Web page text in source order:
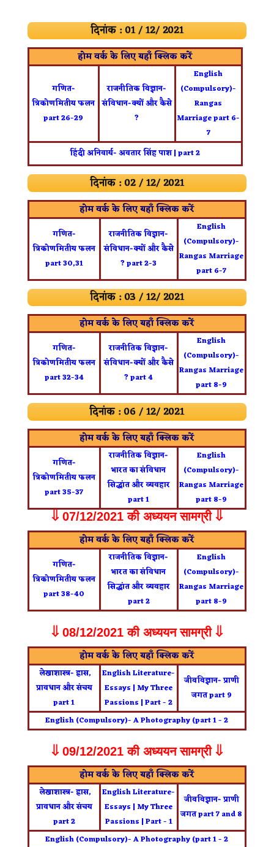
दिनांक : 01 / 12/ 2021
होम वर्क के लिए यहाँ क्लिक करें
गणित-
त्रिकोणमितीय फलन
part 26-29
राजनीतिक विज्ञान-
संविधान-क्यों और कैसे
?
English
(Compulsory)-
Rangas
Marriage part 6-
7
हिंदी अनिवार्य- अवतार सिंह पाश | part 2
दिनांक : 02 / 12/ 2021
होम वर्क के लिए यहाँ क्लिक करें
गणित-
त्रिकोणमितीय फलन
part 30,31
राजनीतिक विज्ञान-
संविधान-क्यों और कैसे
? part 2-3
English
(Compulsory)-
Rangas Marriage
part 6-7
दिनांक : 03 / 12/ 2021
होम वर्क के लिए यहाँ क्लिक करें
गणित-
त्रिकोणमितीय फलन
part 32-34
राजनीतिक विज्ञान-
संविधान-क्यों और कैसे
? part 4
English
(Compulsory)-
Rangas Marriage
part 8-9
दिनांक : 06 / 12/ 2021
होम वर्क के लिए यहाँ क्लिक करें
गणित-
त्रिकोणमितीय फलन
part 35-37
राजनीतिक विज्ञान-
भारत का संविधान
सिद्धांत और व्यवहार
part 1
English
(Compulsory)-
Rangas Marriage
part 8-9
⇓ 07/12/2021 की अध्ययन सामग्री ⇓
होम वर्क के लिए यहाँ क्लिक करें
गणित-
त्रिकोणमितीय फलन
part 38-40
राजनीतिक विज्ञान-
भारत का संविधान
सिद्धांत और व्यवहार
part 2
English
(Compulsory)-
Rangas Marriage
part 8-9
⇓ 08/12/2021 की अध्ययन सामग्री ⇓
होम वर्क के लिए यहाँ क्लिक करें
लेखाशास्त्र- ह्रास,
प्रावधान और संचय
part 1
English Literature-
Essays | My Three
Passions | Part - 2
जीवविज्ञान- प्राणी
जगत part 9
English (Compulsory)- A Photography (part 1 - 2
⇓ 09/12/2021 की अध्ययन सामग्री ⇓
होम वर्क के लिए यहाँ क्लिक करें
लेखाशास्त्र- ह्रास,
प्रावधान और संचय
part 2
English Literature-
Essays | My Three
Passions | Part - 1
जीवविज्ञान- प्राणी
जगत part 7 and 8
English (Compulsory)- A Photography (part 1 - 2